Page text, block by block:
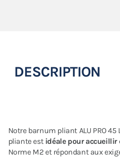
DESCRIPTION
Notre barnum pliant ALU PRO 45
pliante est idéale pour
Norme M2 et répondant aux